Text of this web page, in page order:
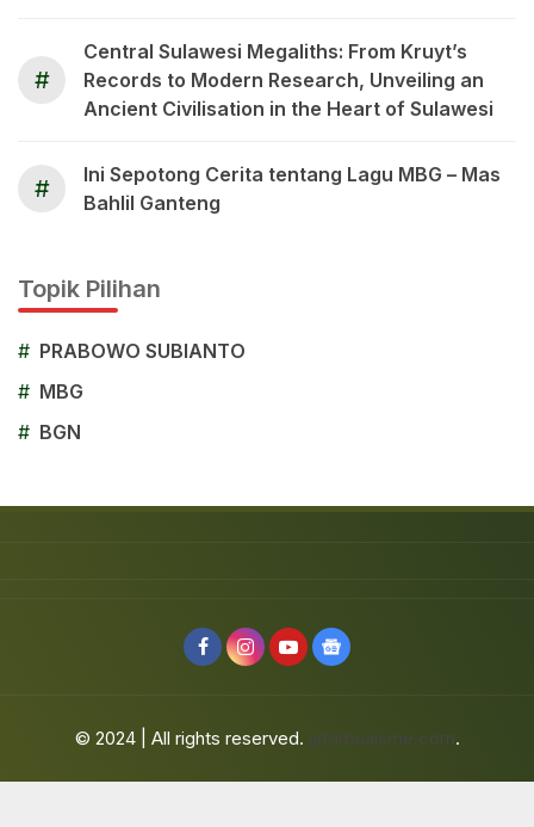
#
Central Sulawesi Megaliths: From Kruyt’s
Records to Modern Research, Unveiling an
Ancient Civilisation in the Heart of Sulawesi
#
Ini Sepotong Cerita tentang Lagu MBG – Mas
Bahlil Ganteng
Topik Pilihan
# PRABOWO SUBIANTO
# MBG
# BGN
© 2024 | All rights reserved. jafarbuaisme.com.